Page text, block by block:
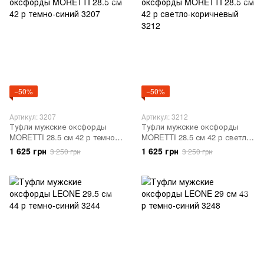
−50%
Артикул: 3207
Туфли мужские оксфорды
MORETTI 28.5 см 42 р темно-
синий 3207
1 625 грн 3 250 грн
−50%
Артикул: 3212
Туфли мужские оксфорды
MORETTI 28.5 см 42 р светло-
коричневый 3212
1 625 грн 3 250 грн